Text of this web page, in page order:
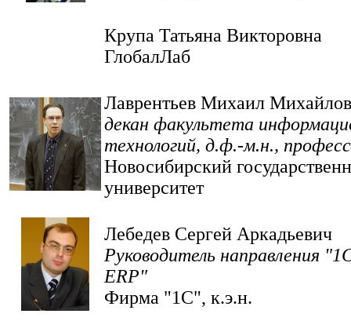
Крупа Татьяна Викторовна
ГлобалЛаб
Лаврентьев Михаил
декан факультета
технологий, д.ф.-м.н.,
Новосибирский
университет
Лебедев Сергей Аркадьевич
Руководитель направления
ERP"
Фирма "1С", к.э.н.